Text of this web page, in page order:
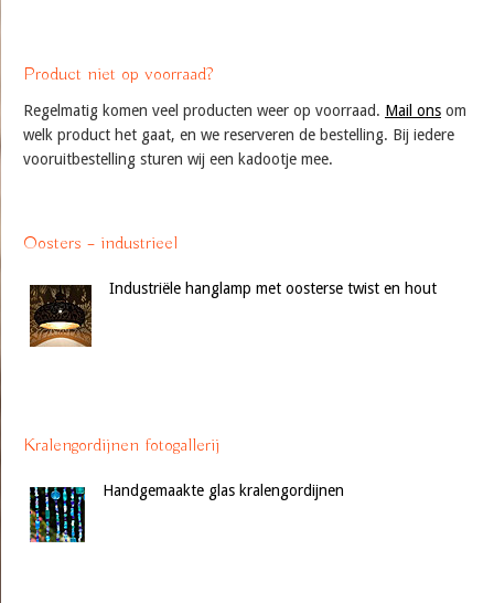
Product niet op voorraad?
Regelmatig komen veel producten weer op voorraad. Mail ons om
welk product het gaat, en we reserveren de bestelling. Bij iedere
vooruitbestelling sturen wij een kadootje mee.
Oosters – industrieel
Industriële hanglamp met oosterse twist en hout
Kralengordijnen fotogallerij
Handgemaakte glas kralengordijnen